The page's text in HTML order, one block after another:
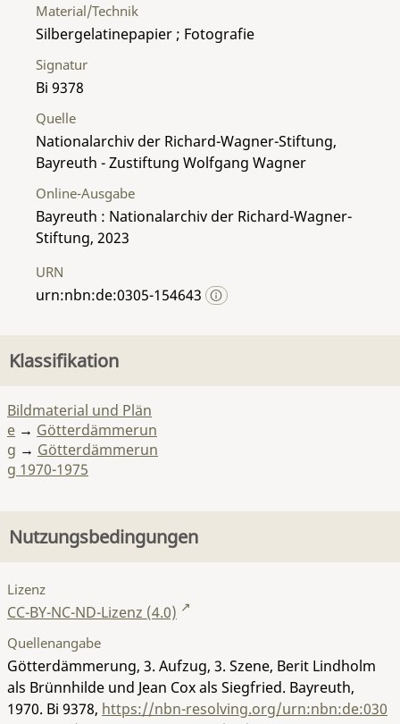
Material/Technik
Silbergelatinepapier ; Fotografie
Signatur
Bi 9378
Quelle
Nationalarchiv der Richard-Wagner-Stiftung,
Bayreuth - Zustiftung Wolfgang Wagner
Online-Ausgabe
Bayreuth : Nationalarchiv der Richard-Wagner-
Stiftung, 2023
URN
urn:nbn:de:0305-154643
Klassifikation
Bildmaterial und Plän
e → Götterdämmerun
g → Götterdämmerun
g 1970-1975
Nutzungsbedingungen
Lizenz
CC-BY-NC-ND-Lizenz (4.0)
Quellenangabe
Götterdämmerung, 3. Aufzug, 3. Szene, Berit Lindholm
als Brünnhilde und Jean Cox als Siegfried. Bayreuth,
1970. Bi 9378, https://nbn-resolving.org/urn:nbn:de:030